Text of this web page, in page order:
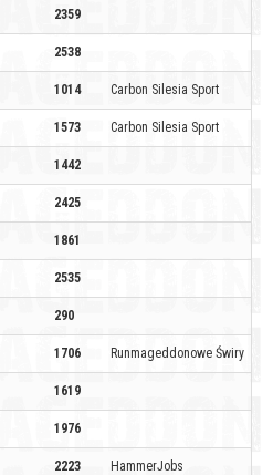
2359
2538
1014 Carbon Silesia Sport
1573 Carbon Silesia Sport
1442
2425
1861
2535
290
1706 Runmageddonowe Świry
1619
1976
2223 HammerJobs